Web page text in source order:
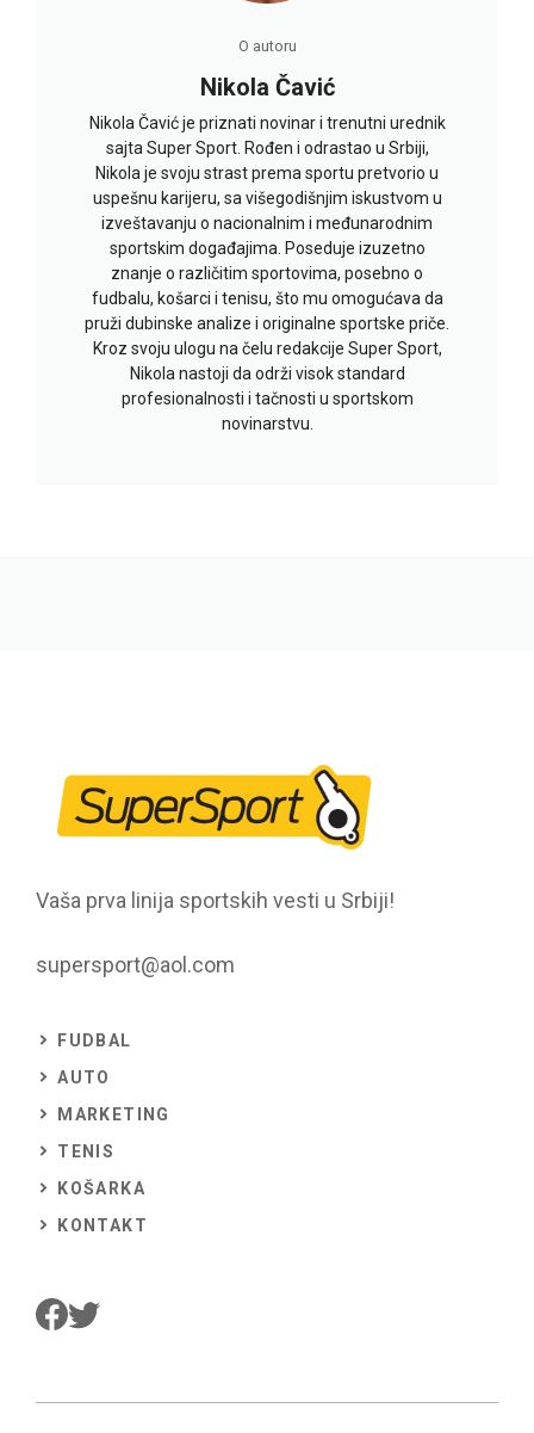
O autoru
Nikola Čavić
Nikola Čavić je priznati novinar i trenutni urednik
sajta Super Sport. Rođen i odrastao u Srbiji,
Nikola je svoju strast prema sportu pretvorio u
uspešnu karijeru, sa višegodišnjim iskustvom u
izveštavanju o nacionalnim i međunarodnim
sportskim događajima. Poseduje izuzetno
znanje o različitim sportovima, posebno o
fudbalu, košarci i tenisu, što mu omogućava da
pruži dubinske analize i originalne sportske priče.
Kroz svoju ulogu na čelu redakcije Super Sport,
Nikola nastoji da održi visok standard
profesionalnosti i tačnosti u sportskom
novinarstvu.
Vaša prva linija sportskih vesti u Srbiji!
supersport@aol.com
FUDBAL
AUTO
MARKETING
TENIS
KOŠARKA
KONTAKT